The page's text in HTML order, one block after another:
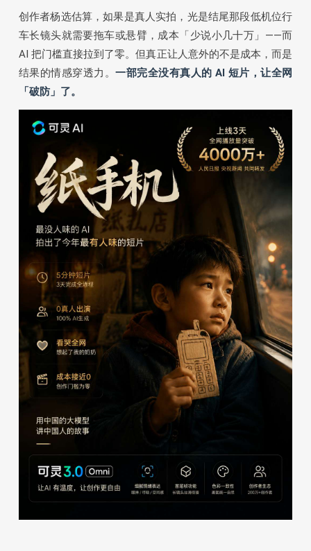
创作者杨选估算，如果是真人实拍，光是结尾那段低机位行
车长镜头就需要拖车或悬臂，成本「少说小几十万」——而
AI 把门槛直接拉到了零。但真正让人意外的不是成本，而是
结果的情感穿透力。一部完全没有真人的 AI 短片，让全网
「破防」了。